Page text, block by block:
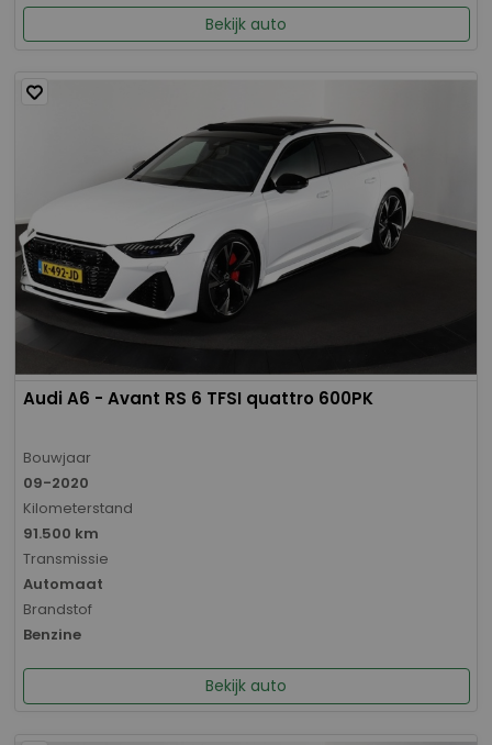
Bekijk auto
Audi A6 - Avant RS 6 TFSI quattro 600PK
Bouwjaar
09-2020
Kilometerstand
91.500 km
Transmissie
Automaat
Brandstof
Benzine
Bekijk auto